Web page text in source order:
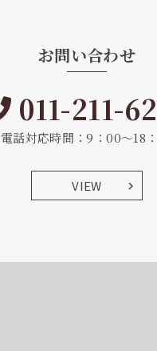
お問い合わせ
011-211-
電話対応時間：9：00～18
VIEW